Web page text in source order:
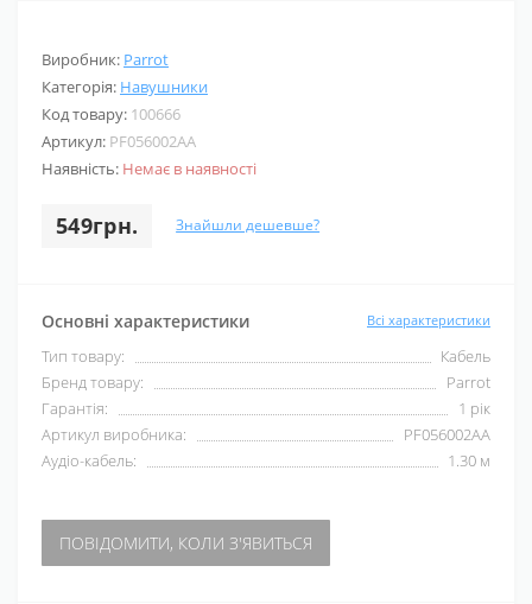
Виробник: Parrot
Категорія: Навушники
Код товару: 100666
Артикул: PF056002AA
Наявність: Немає в наявності
549грн. Знайшли дешевше?
Основні характеристики Всі характеристики
Тип товару:
Кабель
Бренд товару:
Parrot
Гарантія:
1 рік
Артикул виробника:
PF056002AA
Аудіо-кабель:
1.30 м
ПОВІДОМИТИ, КОЛИ З'ЯВИТЬСЯ